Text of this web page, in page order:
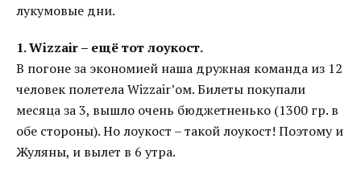
лукумовые дни.
1. Wizzair – ещё тот лоукост.
В погоне за экономией наша дружная команда из 12
человек полетела Wizzair’ом. Билеты покупали
месяца за 3, вышло очень бюджетненько (1300 гр. в
обе стороны). Но лоукост – такой лоукост! Поэтому и
Жуляны, и вылет в 6 утра.